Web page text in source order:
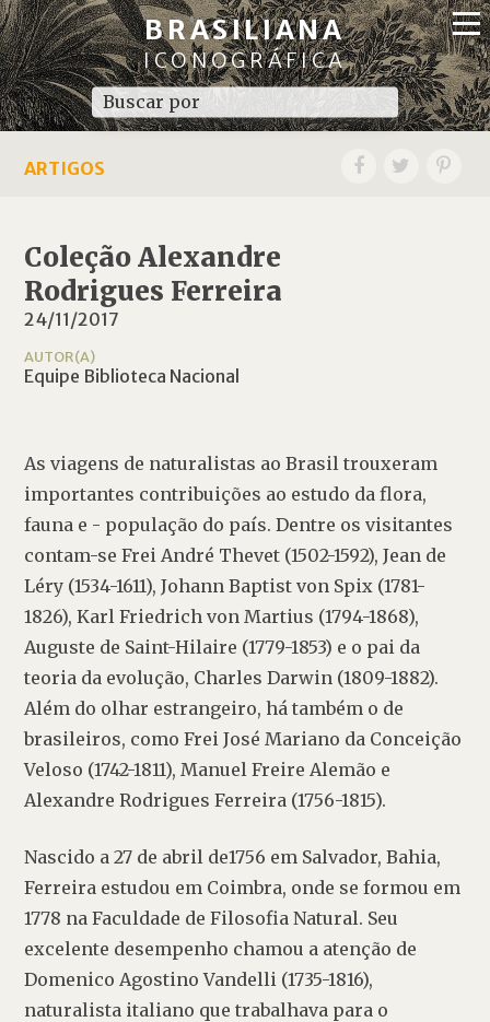
BRASILIANA
ICONOGRÁFICA
ARTIGOS
Coleção Alexandre
Rodrigues Ferreira
24/11/2017
AUTOR(A)
Equipe Biblioteca Nacional
As viagens de naturalistas ao Brasil trouxeram
importantes contribuições ao estudo da flora,
fauna e - população do país. Dentre os visitantes
contam-se Frei André Thevet (1502-1592), Jean de
Léry (1534-1611), Johann Baptist von Spix (1781-
1826), Karl Friedrich von Martius (1794-1868),
Auguste de Saint-Hilaire (1779-1853) e o pai da
teoria da evolução, Charles Darwin (1809-1882).
Além do olhar estrangeiro, há também o de
brasileiros, como Frei José Mariano da Conceição
Veloso (1742-1811), Manuel Freire Alemão e
Alexandre Rodrigues Ferreira (1756-1815).
Nascido a 27 de abril de1756 em Salvador, Bahia,
Ferreira estudou em Coimbra, onde se formou em
1778 na Faculdade de Filosofia Natural. Seu
excelente desempenho chamou a atenção de
Domenico Agostino Vandelli (1735-1816),
naturalista italiano que trabalhava para o